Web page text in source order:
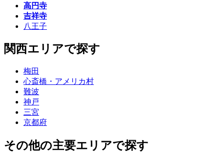
高円寺
吉祥寺
八王子
関西エリアで探す
梅田
心斎橋・アメリカ村
難波
神戸
三宮
京都府
その他の主要エリアで探す